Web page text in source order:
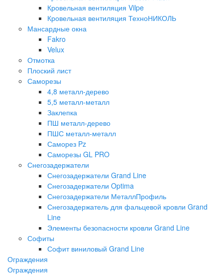
Кровельная вентиляция Vilpe
Кровельная вентиляция ТехноНИКОЛЬ
Мансардные окна
Fakro
Velux
Отмотка
Плоский лист
Саморезы
4,8 металл-дерево
5,5 металл-металл
Заклепка
ПШ металл-дерево
ПШС металл-металл
Саморез Pz
Саморезы GL PRO
Снегозадержатели
Снегозадержатели Grand Line
Снегозадержатели Optima
Снегозадержатели МеталлПрофиль
Снегозадержатель для фальцевой кровли Grand
Line
Элементы безопасности кровли Grand Line
Софиты
Софит виниловый Grand Line
Ограждения
Ограждения